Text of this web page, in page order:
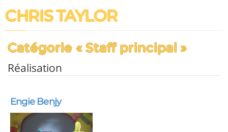
CHRIS TAYLOR
Catégorie « Staff principal »
Réalisation
Engie Benjy